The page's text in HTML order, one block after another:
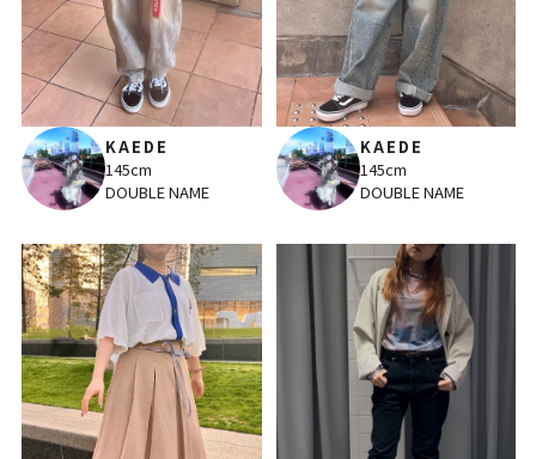
KAEDE
145cm
DOUBLE NAME
KAEDE
145cm
DOUBLE NAME